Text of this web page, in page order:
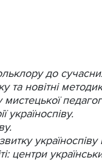
до
та новітні
україноспіву.
центри